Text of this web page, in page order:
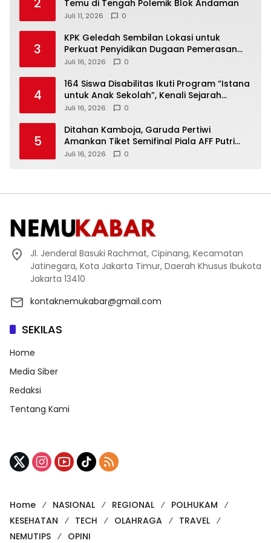
Temu di Tengah Polemik Blok Andaman
Juli 11, 2026 0
3
KPK Geledah Sembilan Lokasi untuk
Perkuat Penyidikan Dugaan Pemerasan
Bupati Sukoharjo Nonaktif
Juli 16, 2026 0
4
164 Siswa Disabilitas Ikuti Program “Istana
untuk Anak Sekolah”, Kenali Sejarah
Bangsa dan Pemerintahan
Juli 16, 2026 0
5
Ditahan Kamboja, Garuda Pertiwi
Amankan Tiket Semifinal Piala AFF Putri
2026
Juli 16, 2026 0
Jl. Jenderal Basuki Rachmat, Cipinang, Kecamatan
Jatinegara, Kota Jakarta Timur, Daerah Khusus Ibukota
Jakarta 13410
kontaknemukabar@gmail.com
SEKILAS
Home
Media Siber
Redaksi
Tentang Kami
Home NASIONAL REGIONAL
POLHUKAM
KESEHATAN
TECH OLAHRAGA
TRAVEL
NEMUTIPS
OPINI